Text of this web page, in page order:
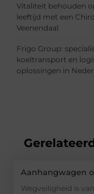
Vitaliteit behouden
leeftijd met een
Veenendaal
Frigo Group:
koeltransport en
oplossingen in
Aanhangwagen
Wegveiligheid is